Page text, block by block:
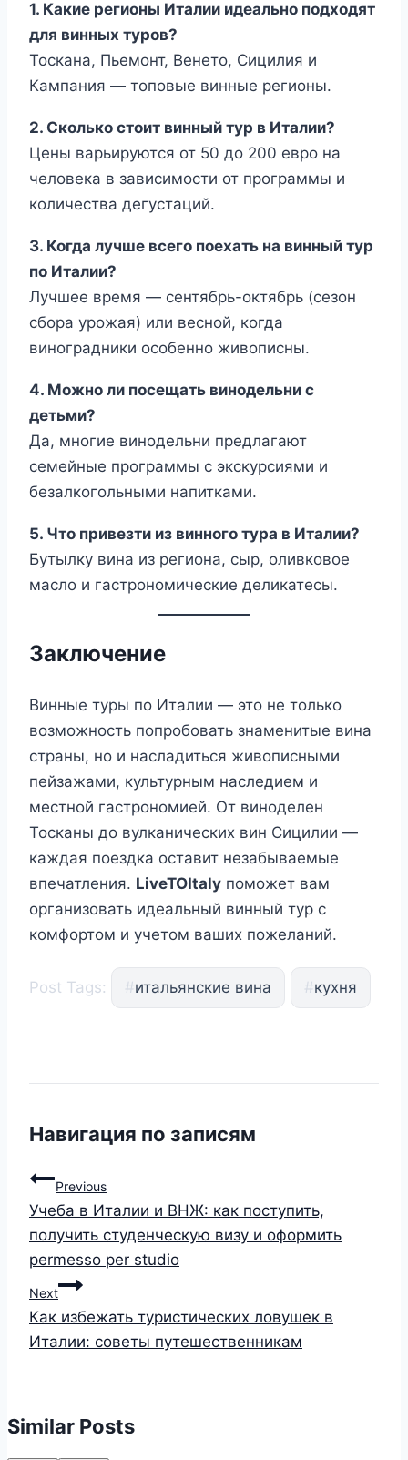
1. Какие регионы Италии идеально подходят
для винных туров?
Тоскана, Пьемонт, Венето, Сицилия и
Кампания — топовые винные регионы.
2. Сколько стоит винный тур в Италии?
Цены варьируются от 50 до 200 евро на
человека в зависимости от программы и
количества дегустаций.
3. Когда лучше всего поехать на винный тур
по Италии?
Лучшее время — сентябрь-октябрь (сезон
сбора урожая) или весной, когда
виноградники особенно живописны.
4. Можно ли посещать винодельни с
детьми?
Да, многие винодельни предлагают
семейные программы с экскурсиями и
безалкогольными напитками.
5. Что привезти из винного тура в Италии?
Бутылку вина из региона, сыр, оливковое
масло и гастрономические деликатесы.
Заключение
Винные туры по Италии — это не только
возможность попробовать знаменитые вина
страны, но и насладиться живописными
пейзажами, культурным наследием и
местной гастрономией. От виноделен
Тосканы до вулканических вин Сицилии —
каждая поездка оставит незабываемые
впечатления. LiveTOItaly поможет вам
организовать идеальный винный тур с
комфортом и учетом ваших пожеланий.
Post Tags: #итальянские вина #кухня
Навигация по записям
Previous
Учеба в Италии и ВНЖ: как поступить,
получить студенческую визу и оформить
permesso per studio
Next
Как избежать туристических ловушек в
Италии: советы путешественникам
Similar Posts